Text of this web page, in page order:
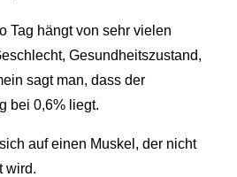
Tag hängt von sehr vielen
Gesundheitszustand,
sagt man, dass der
bei 0,6% liegt.
auf einen Muskel, der nicht
wird.